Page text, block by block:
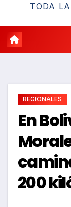
TODA
REGIONALES
En
200